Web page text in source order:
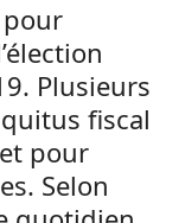
pour
Plusieurs
fiscal
pour
Selon